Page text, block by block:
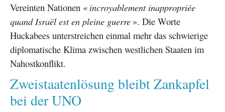
Vereinten Nationen « incroyablement inappropriée
quand Israël est en pleine guerre ». Die Worte
Huckabees unterstreichen einmal mehr das schwierige
diplomatische Klima zwischen westlichen Staaten im
Nahostkonflikt.
Zweistaatenlösung bleibt Zankapfel
bei der UNO